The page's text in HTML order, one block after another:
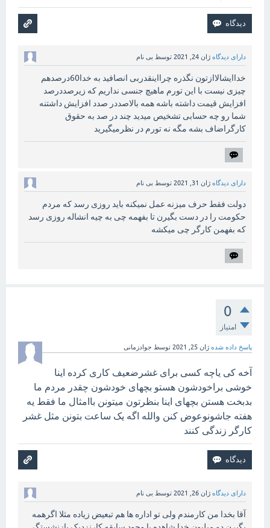
دارای دیدگاه ژان 24, 2021 توسط بی نام
خداایشالاازتون نگذره چرااینقدربی انصافید به خدا60درصدهم
چیزی نیست با این تورم ماهیچ جنسی نداریم که زیرصددرصد
افزایش قیمت داشته باشه همه بالاصددر صدد افزایش داشتنه
شما رو چه حسابی تشخیص میدید چند در صد به حقوق
کارگراضاف بشه مگه نه تورم در نظرمیگیرید
دارای دیدگاه ژان 31, 2021 توسط بی نام
دولت فقط حرف میزنه عمل نمیکنه باید روزی رسد که مردم
حکومت را در دست بگیرن تا بفهمه چی به چیه انشاله روزی رسد
که بفهمن کارگر چی میکشه
0
امتیاز
پاسخ داده شده ژان 25, 2021 توسط جوادزمانی
آخه کی یاچه کسی برای غشرضعیف کاری کرده اینا
خوشی براخودشون هستو بچهای خودشون چقدر مردم ما
بدبخت هستن بچهای اینا بنظرتون میتونن باامثال ما فقط یه
هفته جاشونوعوض کنن والله اگه یک ساعت بتونن مثل غشر
کارگر زندگی کنند
دارای دیدگاه ژان 26, 2021 توسط بی نام
آقا بخدا من کارمندم ولی تو اداره ها هم تبعیض زیاده مثلا اگرهمه